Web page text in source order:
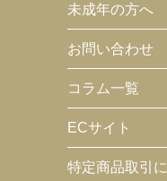
未成年の方へ
お問い合わせ
コラム一覧
ECサイト
特定商品取引に